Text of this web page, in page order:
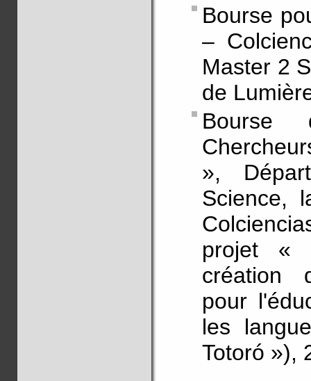
Bourse
–
Master 2
de
Bourse
»,
Science,
projet «
création
pour
les
Totoró »),